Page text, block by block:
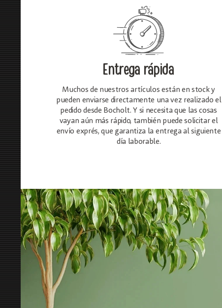
Entrega rápida
Muchos de nuestros artículos están en stock y
pueden enviarse directamente una vez realizado el
pedido desde Bocholt. Y si necesita que las cosas
vayan aún más rápido, también puede solicitar el
envío exprés, que garantiza la entrega al siguiente
día laborable.